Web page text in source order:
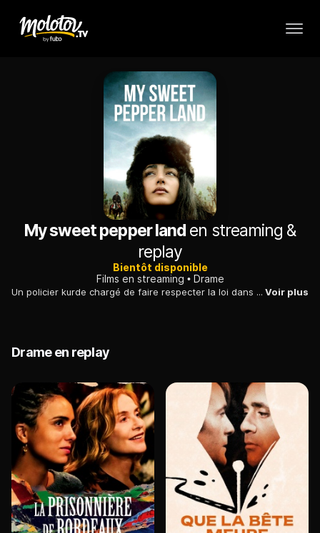
My sweet pepper land en streaming &
replay
Bientôt disponible
Films en streaming
Drame
Un policier kurde chargé de faire respecter la loi dans une vallée perdue, aux confins de l'Iran, l'Irak et la Turquie, rencontre une institutrice insoumise. Voir plus
Drame en replay